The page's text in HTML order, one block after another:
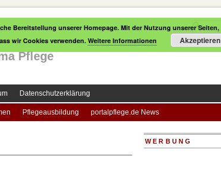
Pflege
Datenschutzerklärung
Pflegeausbildung portalpflege.de News
WERBUNG
Bereitstellung unserer Homepage. Mit der Nutzung unserer Seiten,
wir Cookies verwenden.Weitere Informationen Akzeptieren